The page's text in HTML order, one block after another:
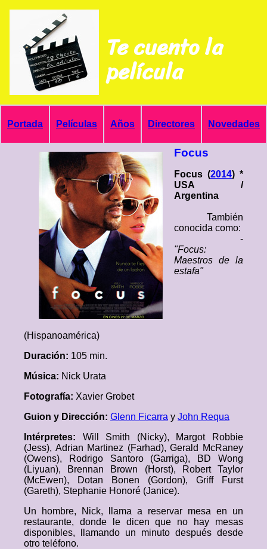
Te cuento la
película
Portada Películas Años Directores Novedades
Focus
Focus (2014) *
USA /
Argentina
También
conocida como:
-
"Focus:
Maestros de la
estafa"
(Hispanoamérica)
Duración: 105 min.
Música: Nick Urata
Fotografía: Xavier Grobet
Guion y Dirección: Glenn Ficarra y John Requa
Intérpretes: Will Smith (Nicky), Margot Robbie
(Jess), Adrian Martinez (Farhad), Gerald McRaney
(Owens), Rodrigo Santoro (Garriga), BD Wong
(Liyuan), Brennan Brown (Horst), Robert Taylor
(McEwen), Dotan Bonen (Gordon), Griff Furst
(Gareth), Stephanie Honoré (Janice).
Un hombre, Nick, llama a reservar mesa en un
restaurante, donde le dicen que no hay mesas
disponibles, llamando un minuto después desde
otro teléfono.